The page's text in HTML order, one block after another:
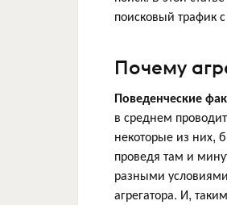
поисковый трафик
Почему
Поведенческие
в среднем
некоторые из них,
проведя там и
разными
агрегатора. И,